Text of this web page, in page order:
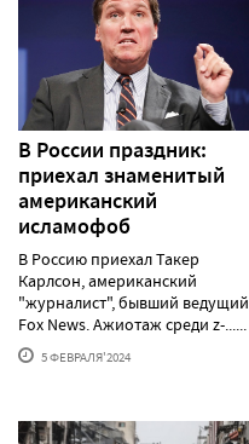
В России праздник:
приехал знаменитый
американский
исламофоб
В Россию приехал Такер
Карлсон, американский
"журналист", бывший ведущий
Fox News. Ажиотаж среди z-......
5 ФЕВРАЛЯ'2024